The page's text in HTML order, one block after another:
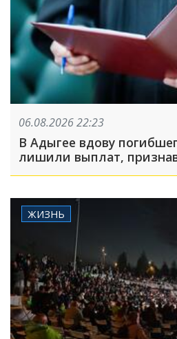
06.08.2026 22:23
В Адыгее вдову
лишили выплат,
ЖИЗНЬ